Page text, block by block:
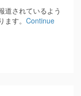
道されているよう
す。 Continue